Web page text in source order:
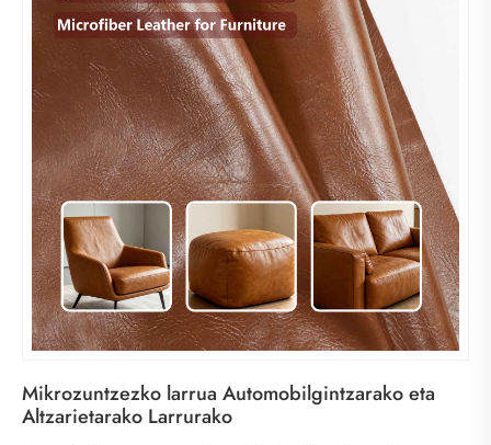
Mikrozuntzezko larrua Automobilgintzarako eta
Altzarietarako Larrurako